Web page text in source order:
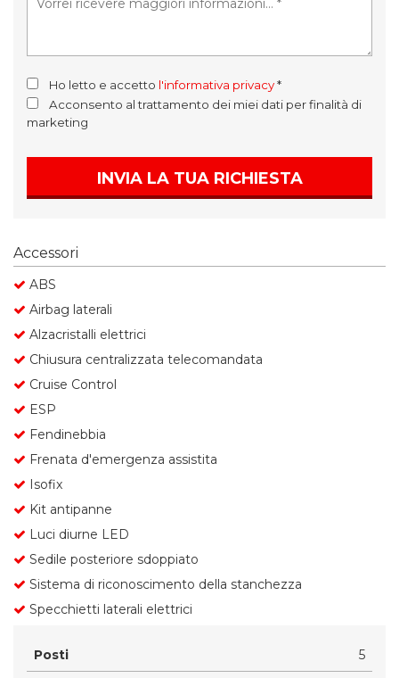
Ho letto e accetto l'informativa privacy*
Acconsento al trattamento dei miei dati per finalità di
marketing
INVIA LA TUA RICHIESTA
Accessori
ABS
Airbag laterali
Alzacristalli elettrici
Chiusura centralizzata telecomandata
Cruise Control
ESP
Fendinebbia
Frenata d'emergenza assistita
Isofix
Kit antipanne
Luci diurne LED
Sedile posteriore sdoppiato
Sistema di riconoscimento della stanchezza
Specchietti laterali elettrici
Posti 5